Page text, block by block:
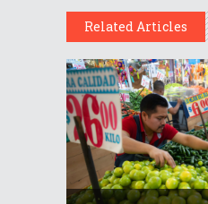
Related Articles